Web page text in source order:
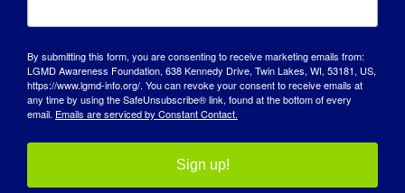
사람들이 조직을 지원하는 데 어떻게 참여할 수 있나요?
웹사이트를 참조하세요:www.lgmd1d.org웹사이트에
서 불우한 사람들을 위한 기부를 고려하세요. 기부를 고
려해 보세요. 홍보 사이트, 우리의 사명을 홍보하고
Amazon Smile을 기부하거나 쇼핑하고 LGMD-1D
DNAJB6 재단을 선호하는 자선 단체로 선택하세요.
By submitting this form, you are consenting to receive marketing emails from:
LGMD Awareness Foundation, 638 Kennedy Drive, Twin Lakes, WI, 53181, US,
https://www.lgmd-info.org/. You can revoke your consent to receive emails at
any time by using the SafeUnsubscribe® link, found at the bottom of every
email. Emails are serviced by Constant Contact.
Sign up!